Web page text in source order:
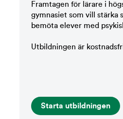
Framtagen för lärare i
gymnasiet som vill stärka
bemöta elever med
Utbildningen är
Starta utbildningen